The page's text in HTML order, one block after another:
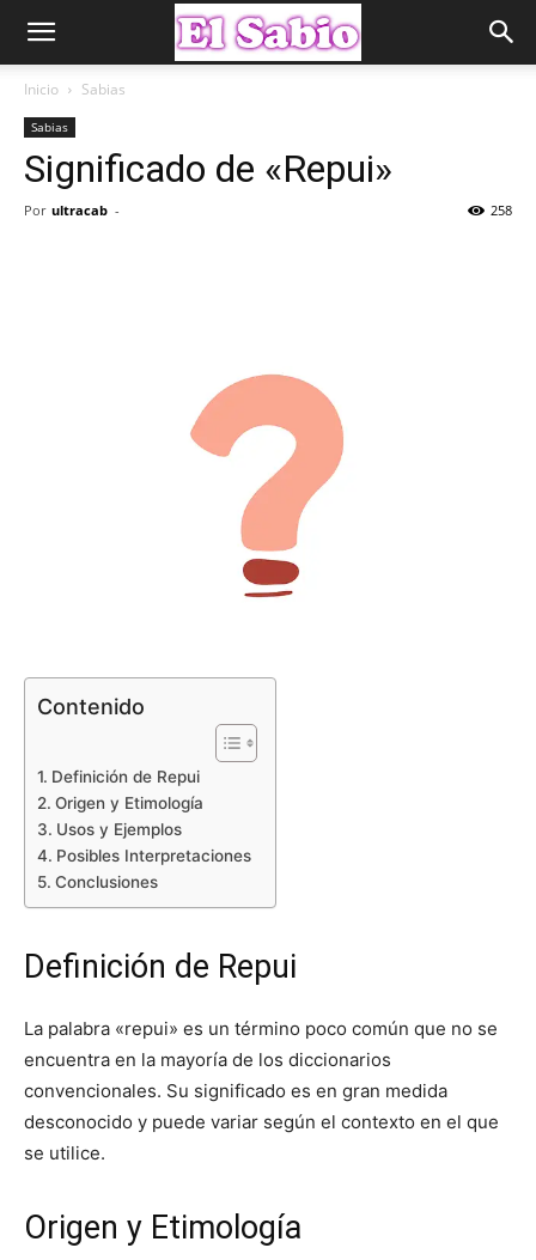
Inicio Sabias
Sabias
Significado de «Repui»
Por ultracab - 258
Contenido
Definición de Repui
Origen y Etimología
Usos y Ejemplos
Posibles Interpretaciones
Conclusiones
Definición de Repui
La palabra «repui» es un término poco común que no se
encuentra en la mayoría de los diccionarios
convencionales. Su significado es en gran medida
desconocido y puede variar según el contexto en el que
se utilice.
Origen y Etimología